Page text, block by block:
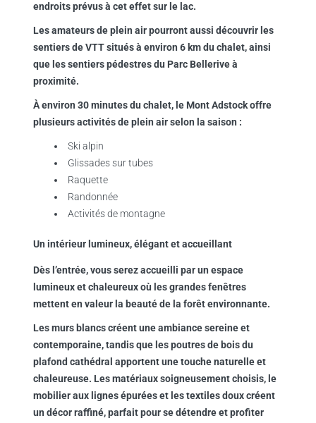
endroits prévus à cet effet sur le lac.
Les amateurs de plein air pourront aussi découvrir les
sentiers de VTT situés à environ 6 km du chalet, ainsi
que les sentiers pédestres du Parc Bellerive à
proximité.
À environ 30 minutes du chalet, le Mont Adstock offre
plusieurs activités de plein air selon la saison :
Ski alpin
Glissades sur tubes
Raquette
Randonnée
Activités de montagne
Un intérieur lumineux, élégant et accueillant
Dès l’entrée, vous serez accueilli par un espace
lumineux et chaleureux où les grandes fenêtres
mettent en valeur la beauté de la forêt environnante.
Les murs blancs créent une ambiance sereine et
contemporaine, tandis que les poutres de bois du
plafond cathédral apportent une touche naturelle et
chaleureuse. Les matériaux soigneusement choisis, le
mobilier aux lignes épurées et les textiles doux créent
un décor raffiné, parfait pour se détendre et profiter